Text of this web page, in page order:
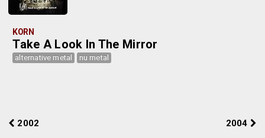
KORN
Take A Look In The Mirror
alternative metal nu metal
2002 2004